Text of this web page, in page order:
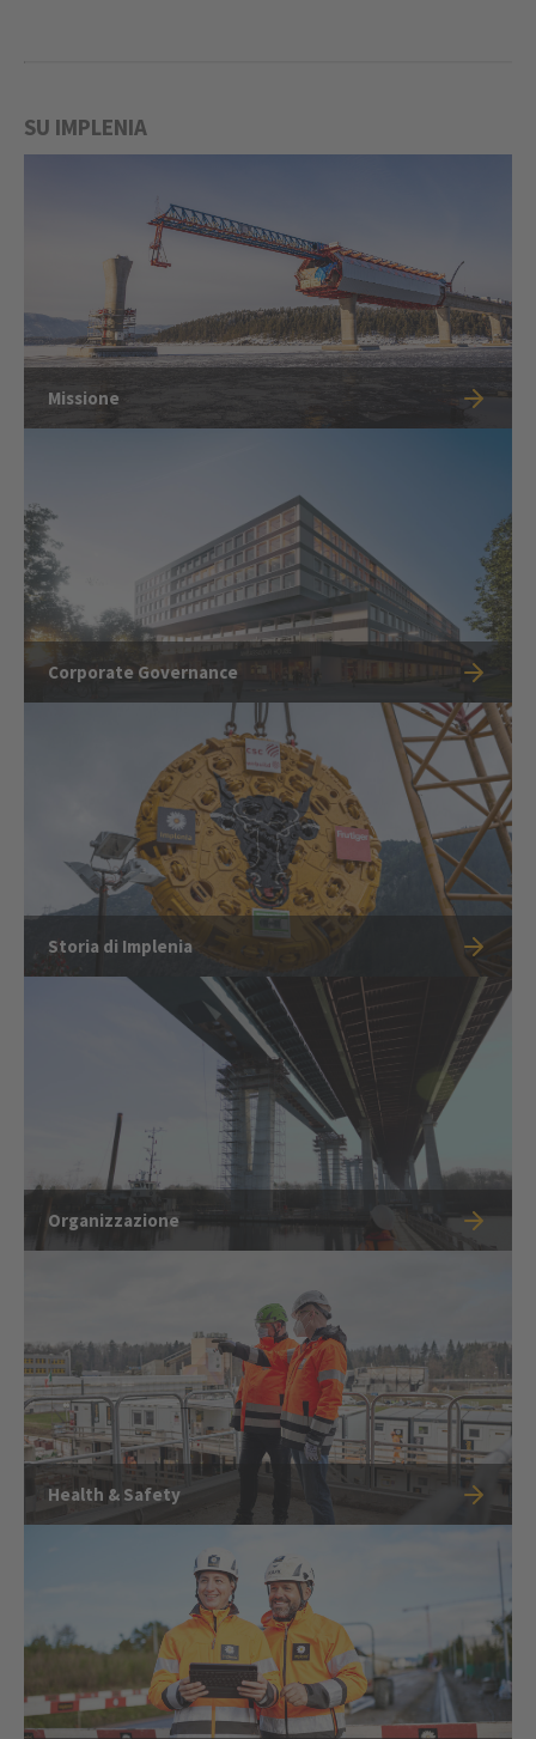
SU IMPLENIA
Missione
Corporate Governance
Storia di Implenia
Organizzazione
Health & Safety